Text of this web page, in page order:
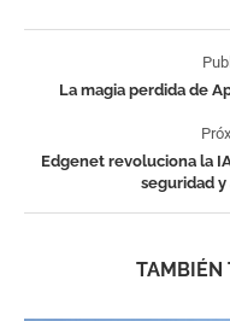
La magia perdida de
Edgenet revoluciona la
seguridad y
TAMBIÉN